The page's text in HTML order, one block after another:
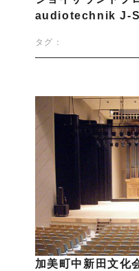
audiotechnik J-
タグ：
加美町中新田文化